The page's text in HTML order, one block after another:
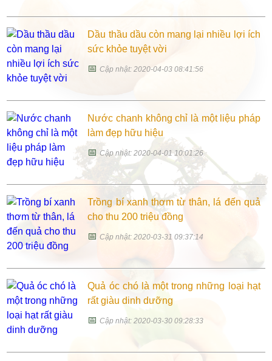
Dầu thầu dầu còn mang lại nhiều lợi ích
sức khỏe tuyệt vời
📅Cập nhật: 2020-04-03 08:41:56
Nước chanh không chỉ là một liệu pháp
làm đẹp hữu hiệu
📅Cập nhật: 2020-04-01 10:01:26
Trồng bí xanh thơm từ thân, lá đến quả
cho thu 200 triệu đồng
📅Cập nhật: 2020-03-31 09:37:14
Quả óc chó là một trong những loại hạt
rất giàu dinh dưỡng
📅Cập nhật: 2020-03-30 09:28:33